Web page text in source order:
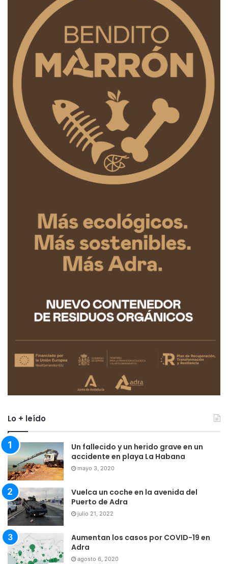
Lo + leído
Un fallecido y un herido grave en un
accidente en playa La Habana
mayo 3, 2020
Vuelca un coche en la avenida del
Puerto de Adra
julio 21, 2022
Aumentan los casos por COVID-19 en
Adra
agosto 6, 2020